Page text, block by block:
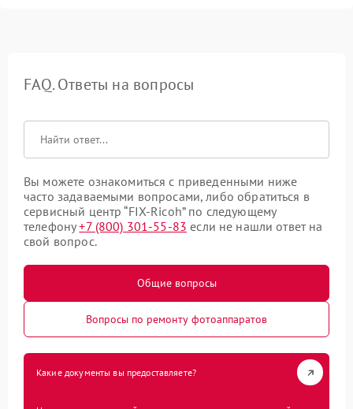
FAQ. Ответы на вопросы
Вы можете ознакомиться с приведенными ниже
часто задаваемыми вопросами, либо обратиться в
сервисный центр “FIX-Ricoh” по следующему
телефону+7 (800) 301-55-83 если не нашли ответ на
свой вопрос.
Общие вопросы
Вопросы по ремонту фотоаппаратов
Какие документы вы предоставляете?